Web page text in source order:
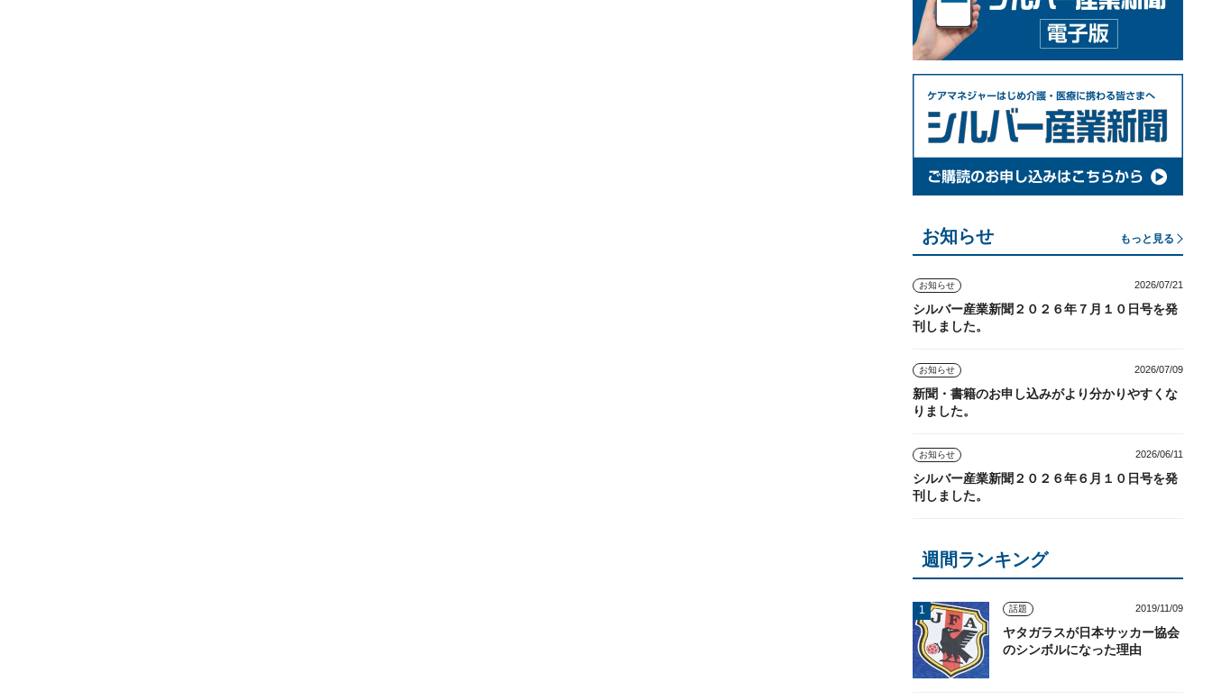
お知らせ もっと見る
お知らせ 2026/07/21
シルバー産業新聞２０２６年７月１０日号を発
刊しました。
お知らせ 2026/07/09
新聞・書籍のお申し込みがより分かりやすくな
りました。
お知らせ 2026/06/11
シルバー産業新聞２０２６年６月１０日号を発
刊しました。
週間ランキング
話題 2019/11/09
ヤタガラスが日本サッカー協会
のシンボルになった理由